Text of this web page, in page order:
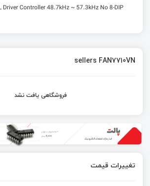
Driver Controller 48.7kHz ~ 57.3kHz No 8-DIP
sellers FAN7710VN
فروشگاهی یافت نشد
تغییرات قیمت